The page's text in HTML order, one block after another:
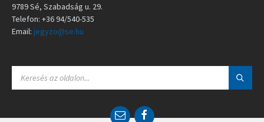
9789 Sé, Szabadság u. 29.
Telefon: +36 94/540-535
Email: jegyzo@se.hu
A
E
F